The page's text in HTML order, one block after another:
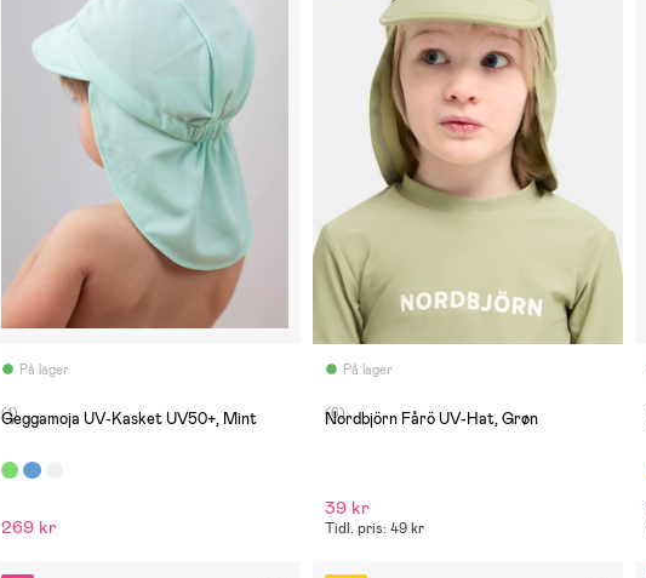
På lager
(1)
Geggamoja UV-Kasket UV50+, Mint
269 kr
På lager
(6)
Nordbjörn Fårö UV-Hat, Grøn
39 kr
Tidl. pris: 49 kr